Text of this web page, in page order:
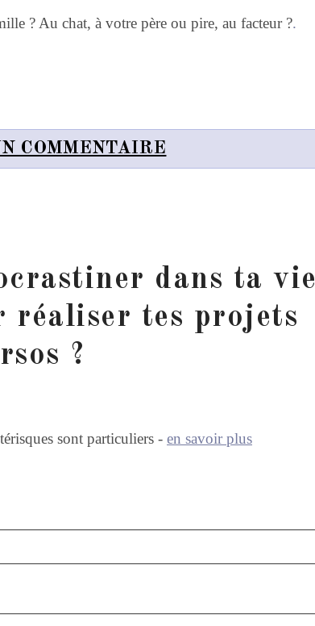
? Au chat, à votre père ou pire, au facteur ?.
COMMENTAIRE
dans ta vie
réaliser tes projets
?
sont particuliers - en savoir plus